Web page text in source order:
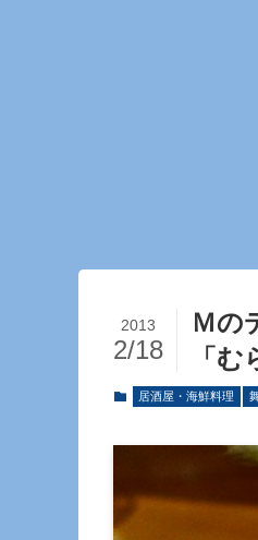
Ｍ
「む
2013
2/18
居酒屋・海鮮料理